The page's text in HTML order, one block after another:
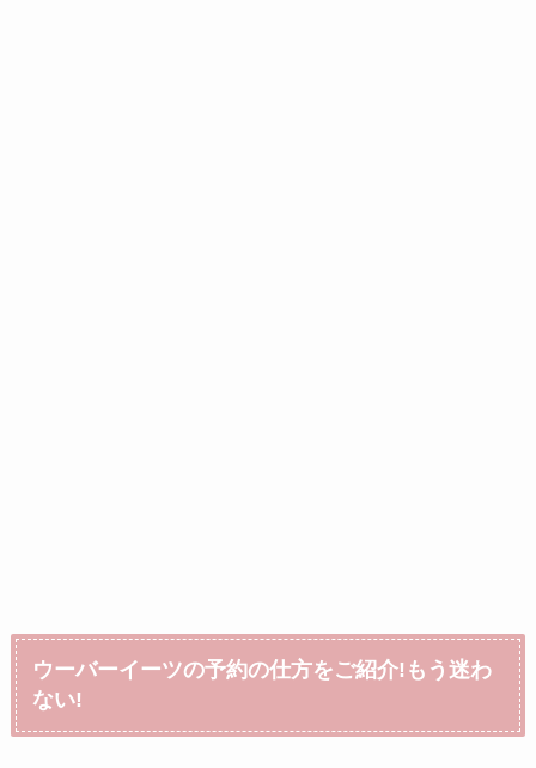
ウーバーイーツの予約の仕方をご紹介!もう迷わ
ない!